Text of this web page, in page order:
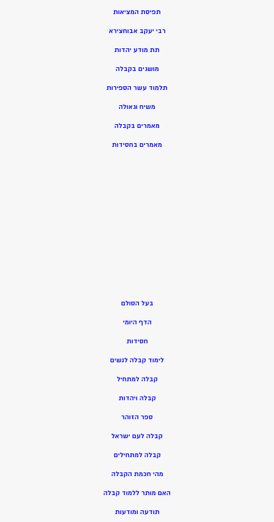
תפיסת המציאות
רבי יעקב אבוחצירא
תת מודע יהדות
מושגים בקבלה
תלמוד עשר הספירות
משיח וגאולה
מאמרים בקבלה
מאמרים בחסידות
בעל הסולם
הדף היומי
חסידות
לימוד קבלה לנשים
קבלה למתחיל
קבלה ויהדות
ספר הזוהר
קבלה לעם ישראל
קבלה למתחילים
מהי חכמת הקבלה
האם מותר ללמוד קבלה
תודעה ומודעות